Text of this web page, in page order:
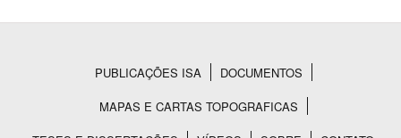
Rodapé
PUBLICAÇÕES ISA
DOCUMENTOS
MAPAS E CARTAS TOPOGRAFICAS